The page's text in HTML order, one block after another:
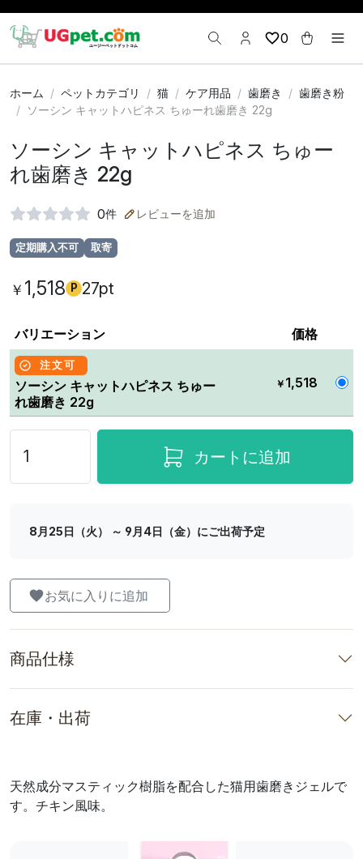
0
ホーム ペットカテゴリ 猫 ケア用品 歯磨き
歯磨き粉
ソーシン キャットハピネス ちゅーれ歯磨き 22g
ソーシン キャットハピネス ちゅー
れ歯磨き 22g
0件 レビューを追加
定期購入不可 取寄
￥ 1,518 P 27pt
バリエーション 価格
注文可
ソーシン キャットハピネス ちゅー
れ歯磨き 22g
￥ 1,518
カートに追加
8月25日（火） ～ 9月4日（金）にご出荷予定
お気に入りに追加
商品仕様
在庫・出荷
天然成分マスティック樹脂を配合した猫用歯磨きジェルで
す。チキン風味。